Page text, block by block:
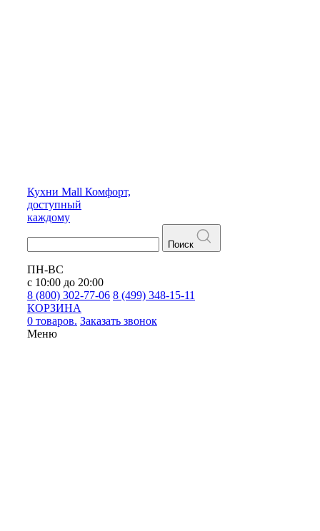
Кухни Mall Комфорт,
доступный
каждому
Поиск
ПН-ВС
с 10:00 до 20:00
8 (800) 302-77-06 8 (499) 348-15-11
КОРЗИНА
0 товаров. Заказать звонок
Меню